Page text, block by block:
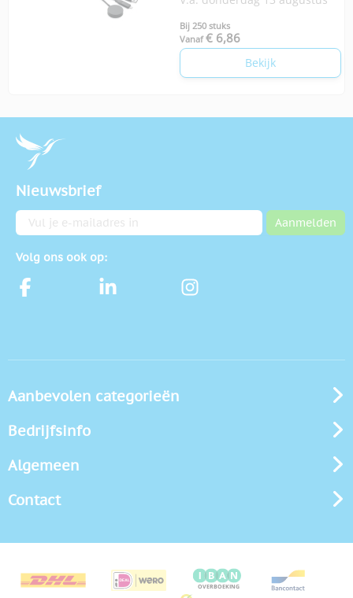
Bij 250 stuks
Vanaf € 6,86
Bekijk
Nieuwsbrief
E-mailadres Aanmelden
Volg ons ook op:
Aanbevolen categorieën
Bedrijfsinfo
Algemeen
Contact